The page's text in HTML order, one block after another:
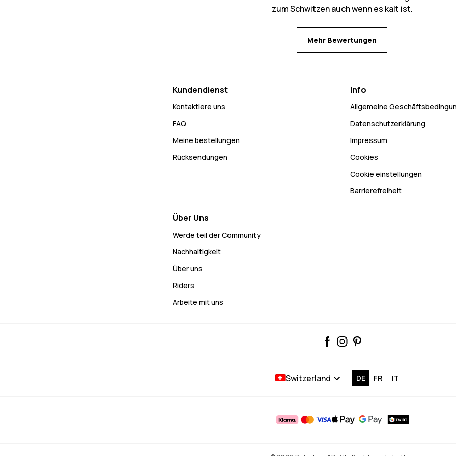
zum Schwitzen auch wenn es kalt ist.
Mehr Bewertungen
Kundendienst
Kontaktiere uns
FAQ
Meine bestellungen
Rücksendungen
Info
Allgemeine
Datenschutzerklärung
Impressum
Cookies
Cookie einstellungen
Barrierefreiheit
Über Uns
Werde teil der Community
Nachhaltigkeit
Über uns
Riders
Arbeite mit uns
DE FR IT
Switzerland